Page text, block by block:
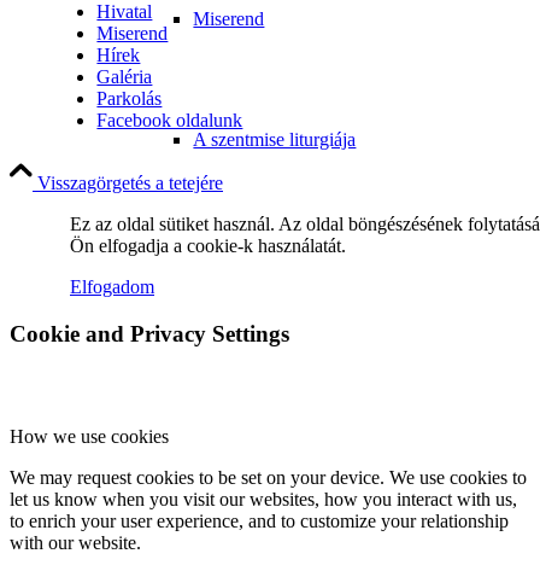
Miserend
A szentmise liturgiája
Betegellátás
Hírek
Hivatal
Miserend
Hírek
Galéria
Parkolás
Facebook oldalunk
Visszagörgetés a tetejére
Ez az oldal sütiket használ. Az oldal böngészésének
Ön elfogadja a cookie-k használatát.
Elfogadom
Cookie and Privacy Settings
How we use cookies
We may request cookies to be set on your device. We use cookies to
let us know when you visit our websites, how you interact with us,
to enrich your user experience, and to customize your relationship
with our website.